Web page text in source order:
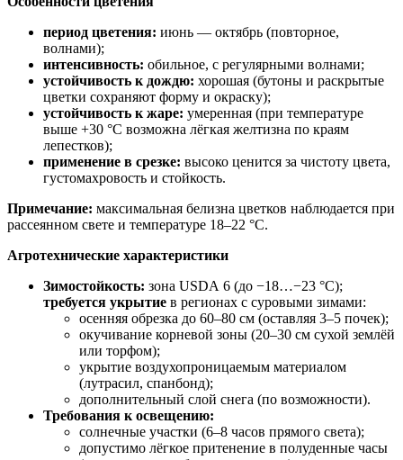
период цветения: июнь — октябрь (повторное,
волнами);
интенсивность: обильное, с регулярными волнами;
устойчивость к дождю: хорошая (бутоны и раскрытые
цветки сохраняют форму и окраску);
устойчивость к жаре: умеренная (при температуре
выше +30 °C возможна лёгкая желтизна по краям
лепестков);
применение в срезке: высоко ценится за чистоту цвета,
густомахровость и стойкость.
Примечание: максимальная белизна цветков наблюдается при
рассеянном свете и температуре 18–22 °C.
Агротехнические характеристики
Зимостойкость: зона USDA 6 (до −18…−23 °C);
требуется укрытие в регионах с суровыми зимами:
осенняя обрезка до 60–80 см (оставляя 3–5 почек);
окучивание корневой зоны (20–30 см сухой землёй
или торфом);
укрытие воздухопроницаемым материалом
(лутрасил, спанбонд);
дополнительный слой снега (по возможности).
Требования к освещению:
солнечные участки (6–8 часов прямого света);
допустимо лёгкое притенение в полуденные часы